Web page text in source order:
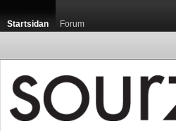
Startsidan Forum